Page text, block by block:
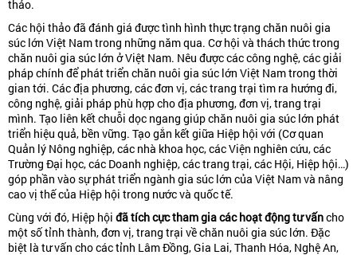
thảo.
Các hội thảo đã đánh giá được tình hình thực trạng chăn nuôi gia
súc lớn Việt Nam trong những năm qua. Cơ hội và thách thức trong
chăn nuôi gia súc lớn ở Việt Nam. Nêu được các công nghệ, các giải
pháp chính để phát triển chăn nuôi gia súc lớn Việt Nam trong thời
gian tới. Các địa phương, các đơn vị, các trang trại tìm ra hướng đi,
công nghệ, giải pháp phù hợp cho địa phương, đơn vị, trang trại
mình. Tạo liên kết chuỗi dọc ngang giúp chăn nuôi gia súc lớn phát
triển hiệu quả, bền vững. Tạo gắn kết giữa Hiệp hội với (Cơ quan
Quản lý Nông nghiệp, các nhà khoa học, các Viện nghiên cứu, các
Trường Đại học, các Doanh nghiệp, các trang trại, các Hội, Hiệp hội…)
góp phần vào sự phát triển ngành gia súc lớn của Việt Nam và nâng
cao vị thế của Hiệp hội trong nước và quốc tế.
Cùng với đó, Hiệp hội đã tích cực tham gia các hoạt động tư vấncho
một số tỉnh thành, đơn vị, trang trại về chăn nuôi gia súc lớn. Đặc
biệt là tư vấn cho các tỉnh Lâm Đồng, Gia Lai, Thanh Hóa, Nghệ An,